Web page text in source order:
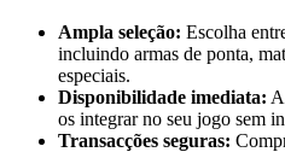
Ampla seleção: Escolha
incluindo armas de ponta,
especiais.
Disponibilidade imediata:
os integrar no seu jogo sem
Transacções seguras: